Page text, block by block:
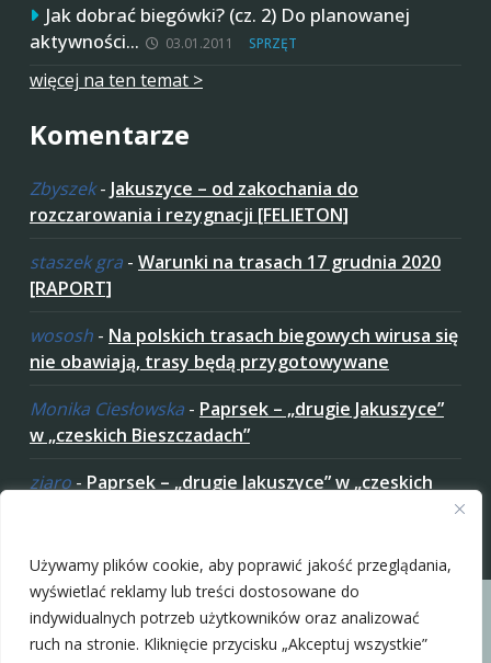
Używamy plików cookie, aby poprawić jakość przeglądania,
wyświetlać reklamy lub treści dostosowane do
indywidualnych potrzeb użytkowników oraz analizować
ruch na stronie. Kliknięcie przycisku „Akceptuj wszystkie”
Jak dobrać biegówki? (cz. 2) Do planowanej
aktywności…
03.01.2011 SPRZĘT
więcej na ten temat >
Komentarze
Zbyszek- Jakuszyce – od zakochania do
rozczarowania i rezygnacji [FELIETON]
staszek gra - Warunki na trasach 17 grudnia 2020
[RAPORT]
wososh - Na polskich trasach biegowych wirusa się
nie obawiają, trasy będą przygotowywane
Monika Ciesłowska - Paprsek – „drugie Jakuszyce”
w „czeskich Bieszczadach”
ziaro - Paprsek – „drugie Jakuszyce” w „czeskich